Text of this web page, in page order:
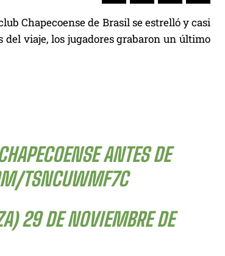
Chapecoense de Brasil se estrelló y casi
viaje, los jugadores grabaron un último
ANTES DE
TSNCUWMF7C
29 DE NOVIEMBRE DE